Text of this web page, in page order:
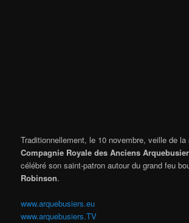
Traditionnellement, le 10 novembre, veille de la
Compagnie Royale des Anciens
célébré son saint-patron autour du grand feu
Robinson.
www.arquebusiers.eu
www.arquebusiers.TV